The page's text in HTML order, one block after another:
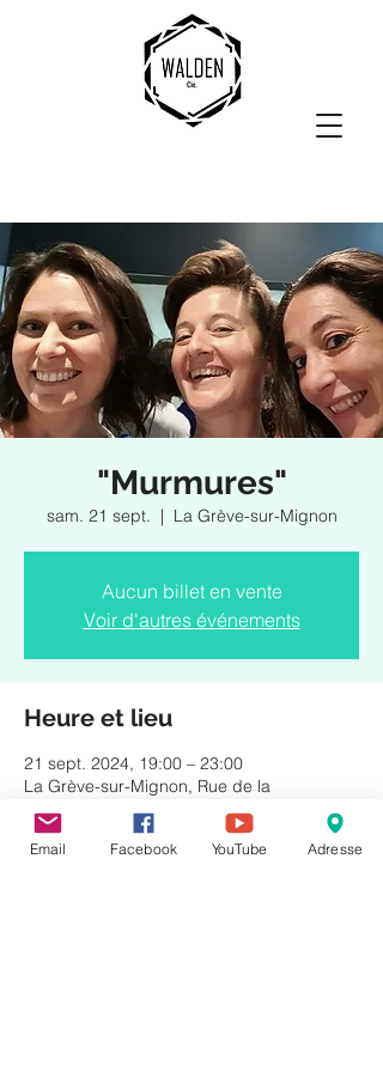
"Murmures"
sam. 21 sept.
  |
La Grève-sur-Mignon
Aucun billet en vente
Voir d'autres événements
Heure et lieu
21 sept. 2024, 19:00 – 23:00
La Grève-sur-Mignon, Rue de la
Briquetterie, 17170 La Grève-sur-Mignon,
France
Email Facebook YouTube Adresse